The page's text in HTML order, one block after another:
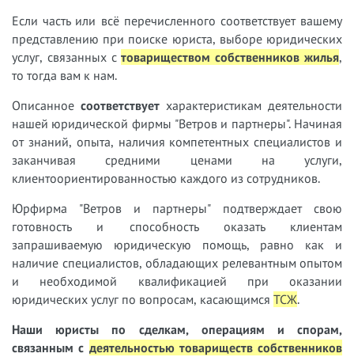
Если часть или всё перечисленного соответствует вашему
представлению при поиске юриста, выборе юридических
услуг, связанных стовариществом собственников жилья,
то тогда вам к нам.
Описанное соответствует характеристикам деятельности
нашей юридической фирмы "Ветров и партнеры". Начиная
от знаний, опыта, наличия компетентных специалистов и
заканчивая средними ценами на услуги,
клиентоориентированностью каждого из сотрудников.
Юрфирма "Ветров и партнеры" подтверждает свою
готовность и способность оказать клиентам
запрашиваемую юридическую помощь, равно как и
наличие специалистов, обладающих релевантным опытом
и необходимой квалификацией при оказании
юридических услуг по вопросам, касающимся ТСЖ.
Наши юристы
по сделкам, операциям и спорам,
связанным с деятельностью товариществ собственников